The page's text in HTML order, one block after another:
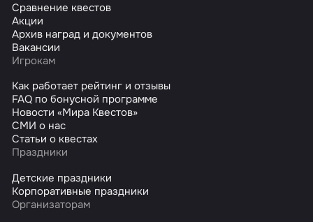
Сравнение квестов
Акции
Архив наград и документов
Вакансии
Игрокам
Как работает рейтинг и отзывы
FAQ по бонусной программе
Новости «Мира Квестов»
СМИ о нас
Статьи о квестах
Праздники
Детские праздники
Корпоративные праздники
Организаторам